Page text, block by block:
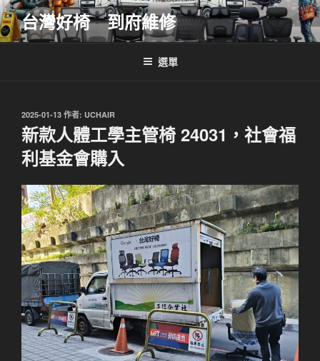
跳
至
主
台灣好椅 到府維修
選單
發
佈
於
2025-01-13 作者: UCHAIR
新款人體工學主管椅 24031，社會福
利基金會購入